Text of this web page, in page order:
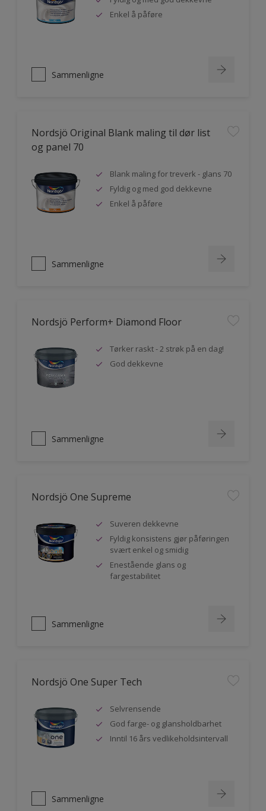
Enkel å påføre
Sammenligne
Nordsjö Original Blank maling til dør list
og panel 70
Blank maling for treverk - glans 70
Fyldig og med god dekkevne
Enkel å påføre
Sammenligne
Nordsjö Perform+ Diamond Floor
Tørker raskt - 2 strøk på en dag!
God dekkevne
Sammenligne
Nordsjö One Supreme
Suveren dekkevne
Fyldig konsistens gjør påføringen
svært enkel og smidig
Enestående glans og
fargestabilitet
Sammenligne
Nordsjö One Super Tech
Selvrensende
God farge- og glansholdbarhet
Inntil 16 års vedlikeholdsintervall
Sammenligne